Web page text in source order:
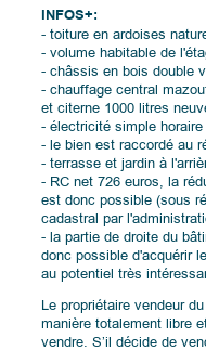
INFOS+:
- toiture en ardoises
- volume habitable de
- châssis en bois double
- chauffage central
et citerne 1000 litres
- électricité simple
- le bien est raccordé au
- terrasse et jardin à
- RC net 726 euros, la
est donc possible (sous
cadastral par
- la partie de droite du
donc possible d'acquérir
au potentiel très
Le propriétaire vendeur
manière totalement libre
vendre. S’il décide de